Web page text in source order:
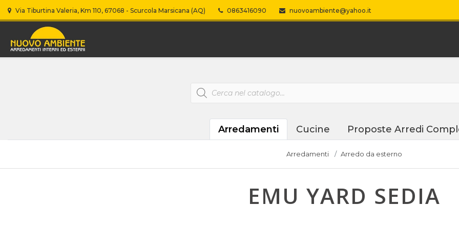
Via Tiburtina Valeria, Km 110, 67068 - Scurcola Marsicana (AQ) 0863416090 nuovoambiente@yahoo.it
Products
search
Arredamenti Cucine Proposte Arredi
Arredamenti Arredo da esterno
EMU YARD SEDIA